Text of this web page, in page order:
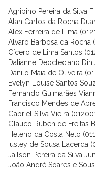
Agripino Pereira da Silva
Alan Carlos da Rocha
Alex Ferreira de Lima
Alvaro Barbosa da Rocha
Cícero de Lima Santos
Dalianne Deocleciano
Danilo Maia de Oliveira
Evelyn Louise Santos
Fernando Guimarães
Francisco Mendes de
Gabriel Silva Vieira
Glauco Ruben de Freitas
Heleno da Costa Neto
Iusley de Sousa Lacerda
Jailson Pereira da Silva
João André Soares e